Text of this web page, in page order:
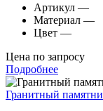
Артикул —
Материал —
Цвет —
Цена по запросу
Подробнее
Гранитный